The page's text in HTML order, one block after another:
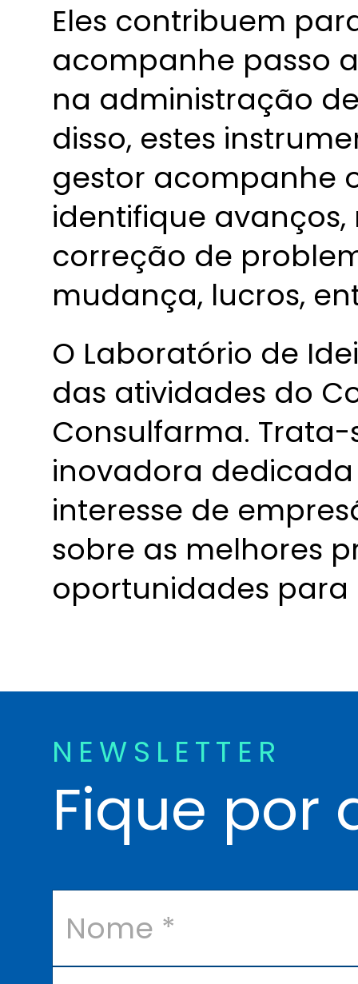
Eles contribuem
acompanhe passo
na administração
disso, estes
gestor acompanhe
identifique
correção de
mudança, lucros,
O Laboratório de
das atividades do
Consulfarma.
inovadora
interesse de
sobre as melhores
oportunidades para
NEWSLETTER
Fique por
N
E